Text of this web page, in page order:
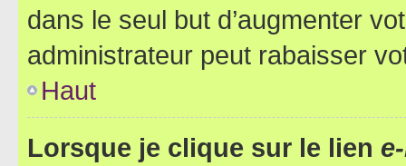
dans le seul but d’augmenter
administrateur peut rabaisser
Haut
Lorsque je clique sur le lien